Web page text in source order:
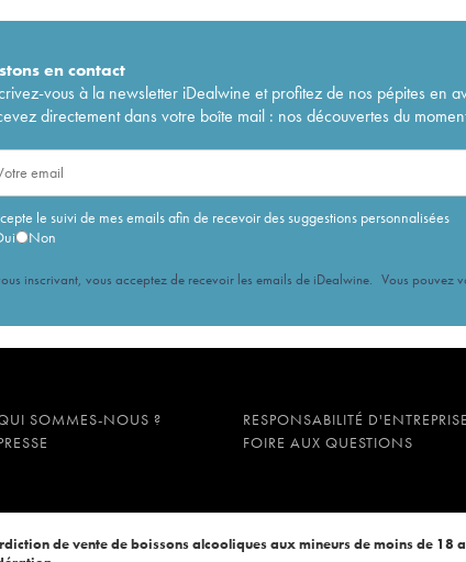
encontact
vous à la newsletter iDealwine et profitez de nos pépites en
directement dans votre boîte mail : nos découvertes du
le suivi de mes emails afin de recevoir des suggestions personnalisées
Non
inscrivant, vous acceptez de recevoir les emails de iDealwine. Vous pouvez
SOMMES-NOUS ?
RESPONSABILITÉ
FOIRE AUX QUESTIONS
de vente de boissons alcooliques aux mineurs de moins de